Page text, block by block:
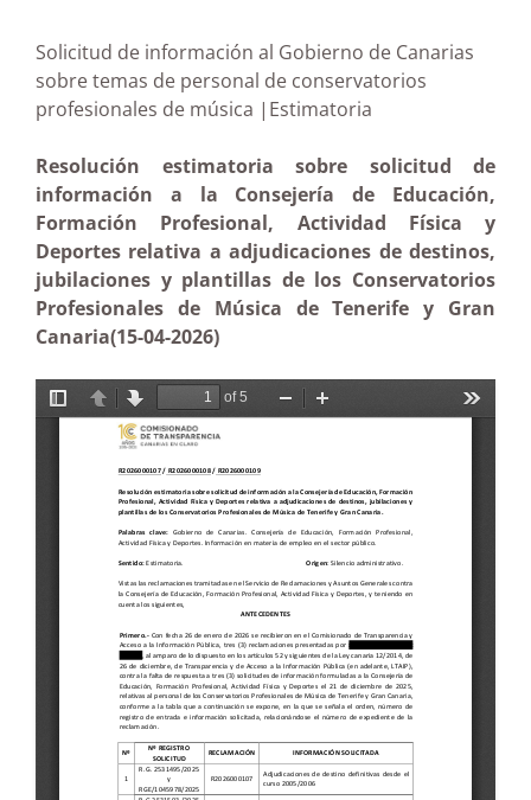
Solicitud de información al Gobierno de Canarias
sobre temas de personal de conservatorios
profesionales de música |Estimatoria
Resolución estimatoria sobre solicitud de
información a la Consejería de Educación,
Formación Profesional, Actividad Física y
Deportes relativa a adjudicaciones de destinos,
jubilaciones y plantillas de los Conservatorios
Profesionales de Música de Tenerife y Gran
Canaria(15-04-2026)